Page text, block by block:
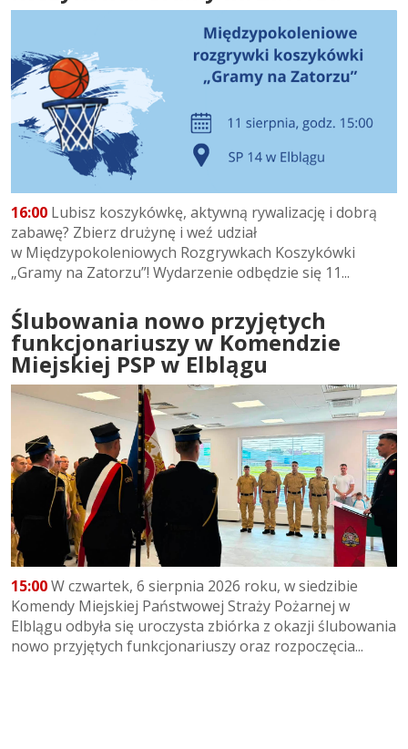
16:00 Lubisz koszykówkę, aktywną rywalizację i dobrą
zabawę? Zbierz drużynę i weź udział
w Międzypokoleniowych Rozgrywkach Koszykówki
„Gramy na Zatorzu”! Wydarzenie odbędzie się 11...
Ślubowania nowo przyjętych
funkcjonariuszy w Komendzie
Miejskiej PSP w Elblągu
15:00W czwartek, 6 sierpnia 2026 roku, w siedzibie
Komendy Miejskiej Państwowej Straży Pożarnej w
Elblągu odbyła się uroczysta zbiórka z okazji ślubowania
nowo przyjętych funkcjonariuszy oraz rozpoczęcia...